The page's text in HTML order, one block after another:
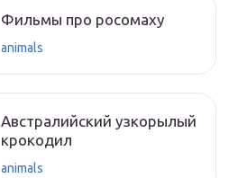
Фильмы про росомаху
animals
Австралийский узкорылый
крокодил
animals